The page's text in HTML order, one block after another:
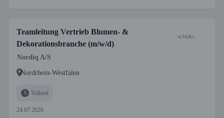
Teamleitung Vertrieb Blumen- &
Dekorationsbranche (m/w/d)
Nordiq A/S
Nordrhein-Westfalen
Vollzeit
24.07.2026